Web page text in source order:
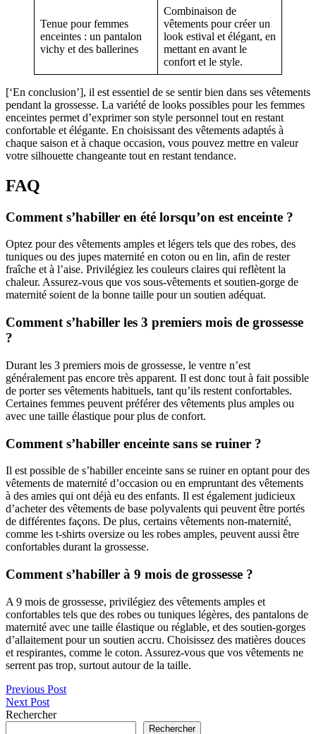
Tenue pour femmes
enceintes : un pantalon
vichy et des ballerines
Combinaison de
vêtements pour créer un
look estival et élégant, en
mettant en avant le
confort et le style.
[‘En conclusion’], il est essentiel de se sentir bien dans ses vêtements
pendant la grossesse. La variété de looks possibles pour les femmes
enceintes permet d’exprimer son style personnel tout en restant
confortable et élégante. En choisissant des vêtements adaptés à
chaque saison et à chaque occasion, vous pouvez mettre en valeur
votre silhouette changeante tout en restant tendance.
FAQ
Comment s’habiller en été lorsqu’on est enceinte ?
Optez pour des vêtements amples et légers tels que des robes, des
tuniques ou des jupes maternité en coton ou en lin, afin de rester
fraîche et à l’aise. Privilégiez les couleurs claires qui reflètent la
chaleur. Assurez-vous que vos sous-vêtements et soutien-gorge de
maternité soient de la bonne taille pour un soutien adéquat.
Comment s’habiller les 3 premiers mois de grossesse
?
Durant les 3 premiers mois de grossesse, le ventre n’est
généralement pas encore très apparent. Il est donc tout à fait possible
de porter ses vêtements habituels, tant qu’ils restent confortables.
Certaines femmes peuvent préférer des vêtements plus amples ou
avec une taille élastique pour plus de confort.
Comment s’habiller enceinte sans se ruiner ?
Il est possible de s’habiller enceinte sans se ruiner en optant pour des
vêtements de maternité d’occasion ou en empruntant des vêtements
à des amies qui ont déjà eu des enfants. Il est également judicieux
d’acheter des vêtements de base polyvalents qui peuvent être portés
de différentes façons. De plus, certains vêtements non-maternité,
comme les t-shirts oversize ou les robes amples, peuvent aussi être
confortables durant la grossesse.
Comment s’habiller à 9 mois de grossesse ?
A 9 mois de grossesse, privilégiez des vêtements amples et
confortables tels que des robes ou tuniques légères, des pantalons de
maternité avec une taille élastique ou réglable, et des soutien-gorges
d’allaitement pour un soutien accru. Choisissez des matières douces
et respirantes, comme le coton. Assurez-vous que vos vêtements ne
serrent pas trop, surtout autour de la taille.
Navigation
de
Previous Post
Next Post
Rechercher
Rechercher